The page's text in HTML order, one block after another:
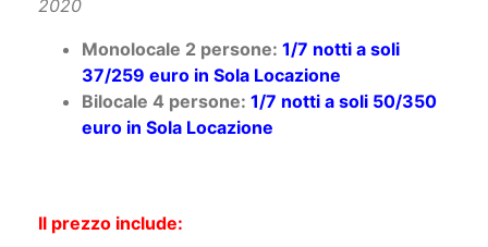
37/259 euro in Sola Locazione
Bilocale 4 persone:1/7 notti a soli 50/350
euro in Sola Locazione
Uso piscina con lettini e ombrelloni (fino ad